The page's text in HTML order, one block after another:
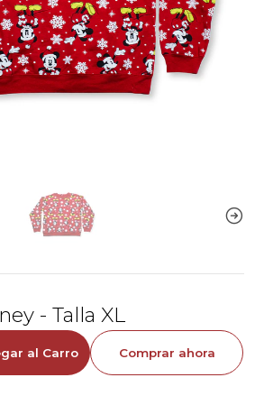
- Talla XL
al Carro Comprar ahora